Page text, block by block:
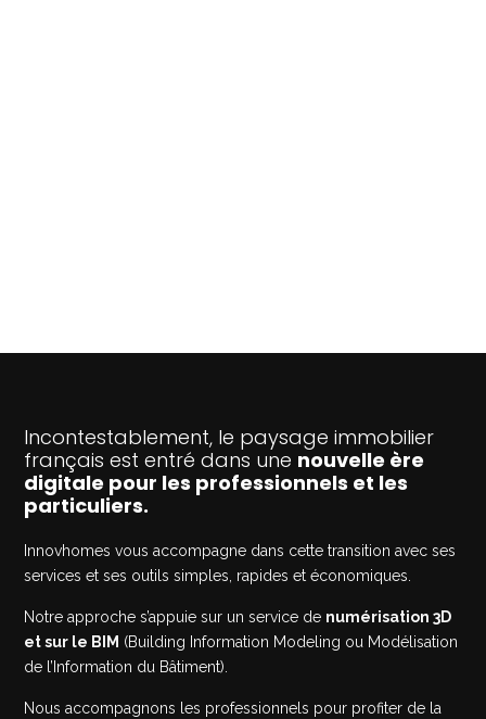
Incontestablement, le paysage immobilier
français est entré dans une nouvelle ère
digitale pour les professionnels et les
particuliers.
Innovhomes vous accompagne dans cette transition avec ses
services et ses outils simples, rapides et économiques.
Notre approche s’appuie sur un service de numérisation 3D
et sur le BIM (Building Information Modeling ou Modélisation
de l’Information du Bâtiment).
Nous accompagnons les professionnels pour profiter de la